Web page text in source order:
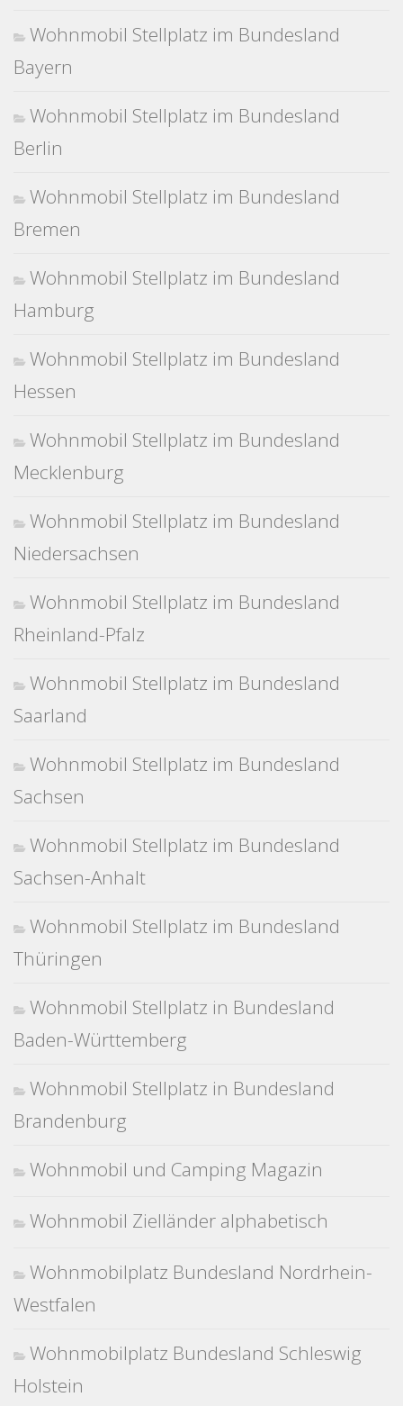
Wohnmobil Stellplatz im Bundesland
Bayern
Wohnmobil Stellplatz im Bundesland
Berlin
Wohnmobil Stellplatz im Bundesland
Bremen
Wohnmobil Stellplatz im Bundesland
Hamburg
Wohnmobil Stellplatz im Bundesland
Hessen
Wohnmobil Stellplatz im Bundesland
Mecklenburg
Wohnmobil Stellplatz im Bundesland
Niedersachsen
Wohnmobil Stellplatz im Bundesland
Rheinland-Pfalz
Wohnmobil Stellplatz im Bundesland
Saarland
Wohnmobil Stellplatz im Bundesland
Sachsen
Wohnmobil Stellplatz im Bundesland
Sachsen-Anhalt
Wohnmobil Stellplatz im Bundesland
Thüringen
Wohnmobil Stellplatz in Bundesland
Baden-Württemberg
Wohnmobil Stellplatz in Bundesland
Brandenburg
Wohnmobil und Camping Magazin
Wohnmobil Zielländer alphabetisch
Wohnmobilplatz Bundesland Nordrhein-
Westfalen
Wohnmobilplatz Bundesland Schleswig
Holstein